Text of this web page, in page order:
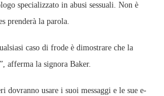
specializzato in abusi sessuali. Non è
prenderà la parola.
caso di frode è dimostrare che la
afferma la signora Baker.
dovranno usare i suoi messaggi e le sue e-